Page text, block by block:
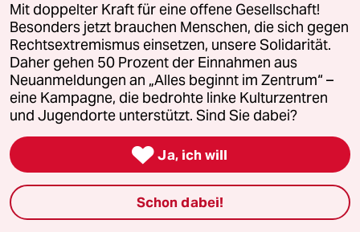
Mehr taz Lesestoff
taz Blogs
taz FUTURZWEI
Le Monde diplomatique
taz Archiv
Mit doppelter Kraft für eine offene Gesellschaft!
Besonders jetzt brauchen Menschen, die sich gegen
Rechtsextremismus einsetzen, unsere Solidarität.
Daher gehen 50 Prozent der Einnahmen aus
Neuanmeldungen an „Alles beginnt im Zentrum“ –
eine Kampagne, die bedrohte linke Kulturzentren
und Jugendorte unterstützt. Sind Sie dabei?
 Ja, ich will
Schon dabei!